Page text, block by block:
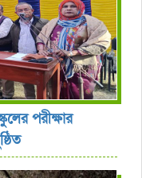
পরীক্ষার